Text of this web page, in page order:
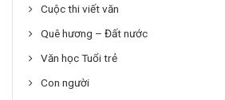
Cuộc thi viết văn
Quê hương – Đất nước
Văn học Tuổi trẻ
Con người